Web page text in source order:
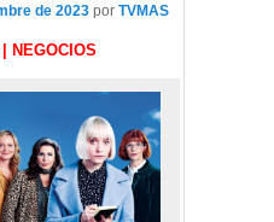
de 2023 por TVMAS
NEGOCIOS